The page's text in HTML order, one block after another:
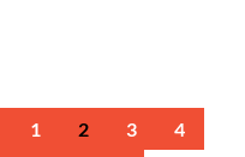
1 2 3
4